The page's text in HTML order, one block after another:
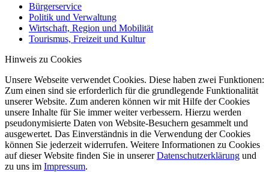
Bürgerservice
Politik und Verwaltung
Wirtschaft, Region und Mobilität
Tourismus, Freizeit und Kultur
Hinweis zu Cookies
Unsere Webseite verwendet Cookies. Diese haben zwei Funktionen:
Zum einen sind sie erforderlich für die grundlegende Funktionalität
unserer Website. Zum anderen können wir mit Hilfe der Cookies
unsere Inhalte für Sie immer weiter verbessern. Hierzu werden
pseudonymisierte Daten von Website-Besuchern gesammelt und
ausgewertet. Das Einverständnis in die Verwendung der Cookies
können Sie jederzeit widerrufen. Weitere Informationen zu Cookies
auf dieser Website finden Sie in unsererDatenschutzerklärung und
zu uns im Impressum.